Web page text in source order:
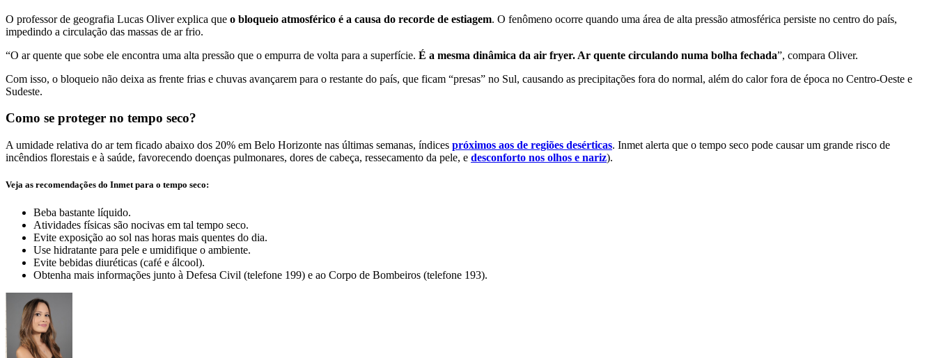
O professor de geografia Lucas Oliver explica que o bloqueio atmosférico é a causa do recorde de estiagem. O fenômeno ocorre quando uma área de alta pressão atmosférica persiste no centro do país,
impedindo a circulação das massas de ar frio.
“O ar quente que sobe ele encontra uma alta pressão que o empurra de volta para a superfície. É a mesma dinâmica da air fryer. Ar quente circulando numa bolha fechada”, compara Oliver.
Com isso, o bloqueio não deixa as frente frias e chuvas avançarem para o restante do país, que ficam “presas” no Sul, causando as precipitações fora do normal, além do calor fora de época no Centro-Oeste e
Sudeste.
Como se proteger no tempo seco?
A umidade relativa do ar tem ficado abaixo dos 20% em Belo Horizonte nas últimas semanas, índices próximos aos de regiões desérticas. Inmet alerta que o tempo seco pode causar um grande risco de
incêndios florestais e à saúde, favorecendo doenças pulmonares, dores de cabeça, ressecamento da pele, e desconforto nos olhos e nariz).
Veja as recomendações do Inmet para o tempo seco:
Beba bastante líquido.
Atividades físicas são nocivas em tal tempo seco.
Evite exposição ao sol nas horas mais quentes do dia.
Use hidratante para pele e umidifique o ambiente.
Evite bebidas diuréticas (café e álcool).
Obtenha mais informações junto à Defesa Civil (telefone 199) e ao Corpo de Bombeiros (telefone 193).